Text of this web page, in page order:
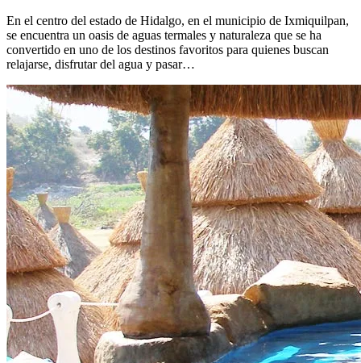
En el centro del estado de Hidalgo, en el municipio de Ixmiquilpan,
se encuentra un oasis de aguas termales y naturaleza que se ha
convertido en uno de los destinos favoritos para quienes buscan
relajarse, disfrutar del agua y pasar…